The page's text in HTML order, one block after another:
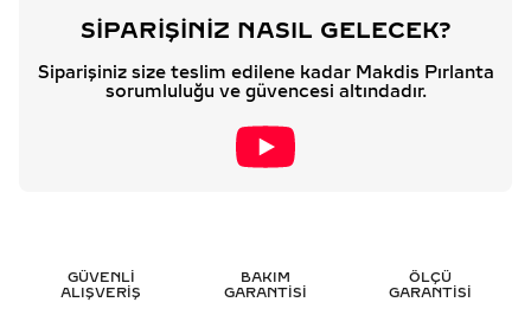
SIPARIŞINIZ NASIL GELECEK?
Siparişiniz size teslim edilene kadar Makdis Pırlanta
sorumluluğu ve güvencesi altındadır.
GÜVENLİ
ALIŞVERİŞ
BAKIM
GARANTİSİ
ÖLÇÜ
GARANTİSİ